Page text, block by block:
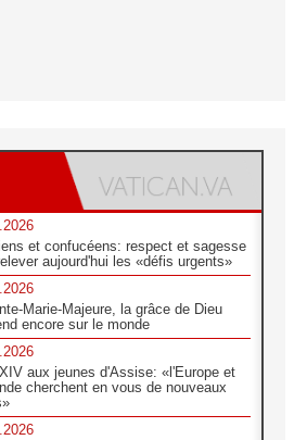
et confucéens: respect et sagesse
aujourd'hui les «défis urgents»
Marie-Majeure, la grâce de Dieu
encore sur le monde
aux jeunes d'Assise: «l'Europe et
cherchent en vous de nouveaux